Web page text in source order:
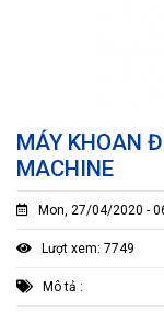
MÁY KHOAN
MACHINE
Mon, 27/04/2020 -
Lượt xem: 7749
Mô tả :